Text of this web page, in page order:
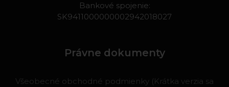
Bankové spojenie:
SK9411000000002942018027
Právne dokumenty
Všeobecné obchodné podmienky (Krátka verzia sa